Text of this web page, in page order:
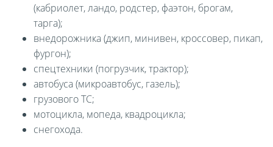
(кабриолет, ландо, родстер, фаэтон, брогам,
тарга);
внедорожника (джип, минивен, кроссовер, пикап,
фургон);
спецтехники (погрузчик, трактор);
автобуса (микроавтобус, газель);
грузового ТС;
мотоцикла, мопеда, квадроцикла;
снегохода.